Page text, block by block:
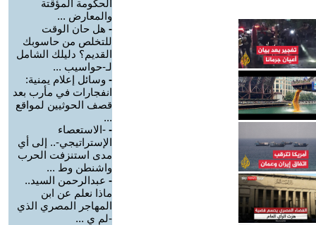
الحكومة المؤقتة
والمعارض ...
- هل حان الوقت
للتخلص من حاسوبك
القديم؟ دليلك الشامل
لـ-حواسيب ...
- وسائل إعلام يمنية:
انفجارات في مأرب بعد
قصف الحوثيين لمواقع
...
- -الاستعصاء
الإستراتيجي-.. إلى أي
مدى استنزفت الحرب
واشنطن وط ...
- عبدالرحمن السيد..
ماذا نعلم عن ابن
المهاجر المصري الذي
-لم ي ...